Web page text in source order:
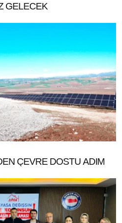
GELECEK
ÇEVRE DOSTU ADIM